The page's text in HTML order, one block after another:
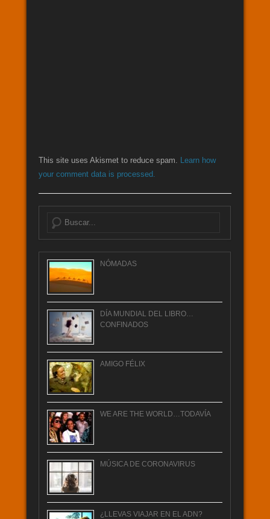
This site uses Akismet to reduce spam. Learn how
your comment data is processed.
Buscar
NÓMADAS
DÍA MUNDIAL DEL LIBRO…
CONFINADOS
AMIGO FÉLIX
WE ARE THE WORLD…TODAVÍA
MÚSICA DE CORONAVIRUS
¿LLEVAS VIAJAR EN EL ADN?